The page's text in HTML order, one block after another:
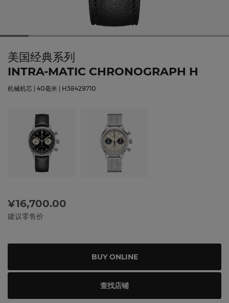
美国经典系列
INTRA-MATIC CHRONOGRAPH H
机械机芯 | 40毫米 | H38429710
¥16,700.00
建议零售价
BUY ONLINE
查找店铺